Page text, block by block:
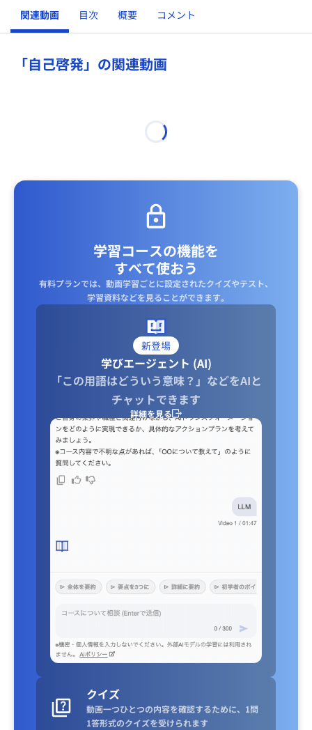
関連動画 目次 概要 コメント
「自己啓発」の関連動画
学習コースの機能を
すべて使おう
有料プランでは、動画学習ごとに設定されたクイズやテスト、
学習資料などを見ることができます｡
新登場
学びエージェント (AI)
「この用語はどういう意味？」などをAIと
チャットできます
詳細を見る
クイズ
動画一つひとつの内容を確認するために、1問
1答形式のクイズを受けられます